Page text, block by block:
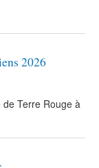
2026
Terre Rouge à